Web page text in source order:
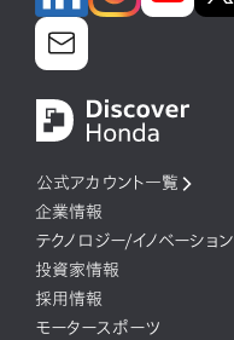
公式アカウント一覧
企業情報
テクノロジー/イノベーション
投資家情報
採用情報
モータースポーツ